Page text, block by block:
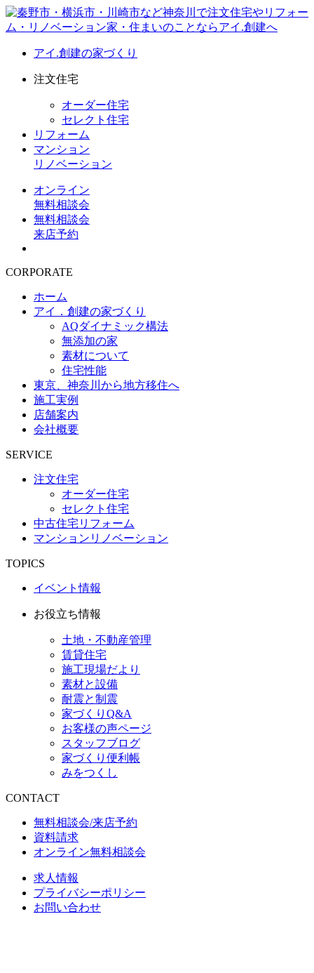
アイ.創建の家づくり
注文住宅
オーダー住宅
セレクト住宅
リフォーム
マンション
リノベーション
オンライン
無料相談会
無料相談会
来店予約
CORPORATE
ホーム
アイ．創建の家づくり
AQダイナミック構法
無添加の家
素材について
住宅性能
東京、神奈川から地方移住へ
施工実例
店舗案内
会社概要
SERVICE
注文住宅
オーダー住宅
セレクト住宅
中古住宅リフォーム
マンションリノベーション
TOPICS
イベント情報
お役立ち情報
土地・不動産管理
賃貸住宅
施工現場だより
素材と設備
耐震と制震
家づくりQ&A
お客様の声ページ
スタッフブログ
家づくり便利帳
みをつくし
CONTACT
無料相談会/来店予約
資料請求
オンライン無料相談会
求人情報
プライバシーポリシー
お問い合わせ